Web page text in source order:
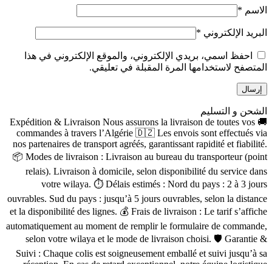
الاسم *
البريد الإلكتروني *
احفظ اسمي، بريدي الإلكتروني، والموقع الإلكتروني في هذا
المتصفح لاستخدامها المرة المقبلة في تعليقي.
الشحن و التسليم
🚚 Expédition & Livraison Nous assurons la livraison de toutes vos
commandes à travers l’Algérie 🇩🇿 Les envois sont effectués via
nos partenaires de transport agréés, garantissant rapidité et fiabilité.
📦 Modes de livraison : Livraison au bureau du transporteur (point
relais). Livraison à domicile, selon disponibilité du service dans
votre wilaya. ⏱ Délais estimés : Nord du pays : 2 à 3 jours
ouvrables. Sud du pays : jusqu’à 5 jours ouvrables, selon la distance
et la disponibilité des lignes. 💰 Frais de livraison : Le tarif s’affiche
automatiquement au moment de remplir le formulaire de commande,
selon votre wilaya et le mode de livraison choisi. 🛡 Garantie &
Suivi : Chaque colis est soigneusement emballé et suivi jusqu’à sa